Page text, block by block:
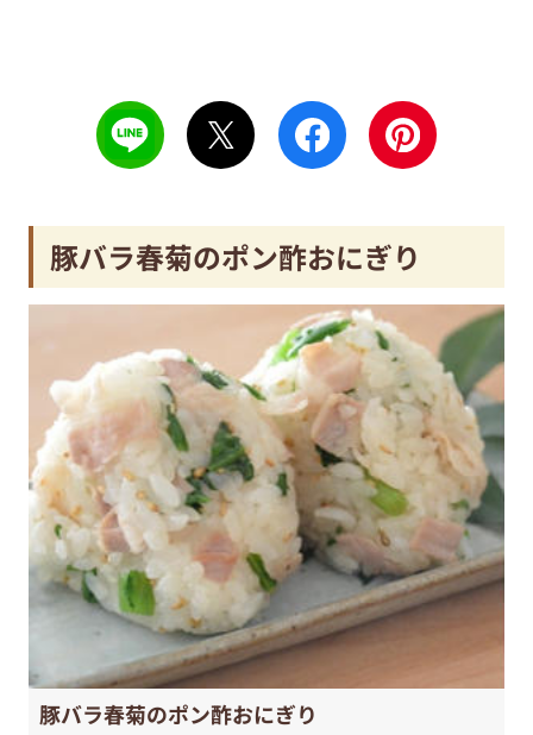
豚バラ春菊のポン酢おにぎり
豚バラ春菊のポン酢おにぎり